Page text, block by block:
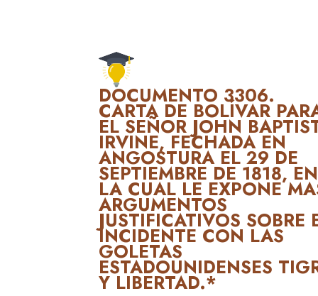
DOCUMENTO 3306.
CARTA DE BOLÍVAR
EL SEÑOR JOHN
IRVINE, FECHADA EN
ANGOSTURA EL 29 DE
SEPTIEMBRE DE 1818, EN
LA CUAL LE EXPONE
ARGUMENTOS
JUSTIFICATIVOS SOBRE
INCIDENTE CON LAS
GOLETAS
ESTADOUNIDENSES
Y LIBERTAD.*